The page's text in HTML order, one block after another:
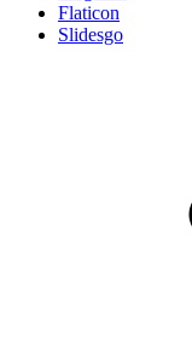
Flaticon
Slidesgo